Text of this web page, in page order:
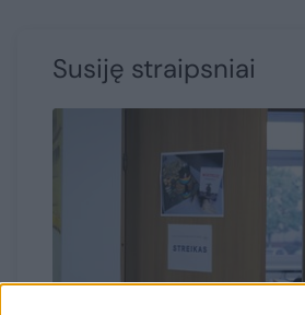
Susiję straipsniai